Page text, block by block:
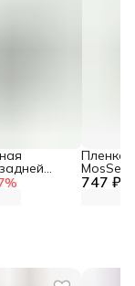
%Note 40 747 ₽
Пленка
панели